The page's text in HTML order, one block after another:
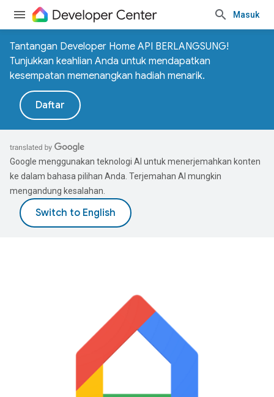
Masuk
Tantangan Developer Home API BERLANGSUNG!
Tunjukkan keahlian Anda untuk mendapatkan
kesempatan memenangkan hadiah menarik.
Daftar
Google menggunakan teknologi AI untuk menerjemahkan konten
ke dalam bahasa pilihan Anda. Terjemahan AI mungkin
mengandung kesalahan.